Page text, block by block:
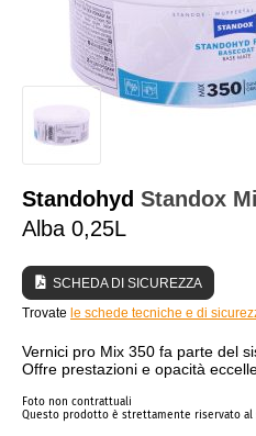
ATTREZZATURE PER
INSTALLAZIONE IN
TUTORIAL E CONSIGLI
Standohyd Standox
Alba 0,25L
SCHEDA DI SICUREZZA
Trovate le schede tecniche e di
Vernici pro Mix 350 fa parte del
Offre prestazioni e opacità
Foto non contrattuali
Questo prodotto è strettamente riservato al